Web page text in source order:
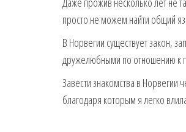
просто не можем найти общий
В Норвегии существует закон,
дружелюбными по отношению к
Завести знакомства в
благодаря которым я легко